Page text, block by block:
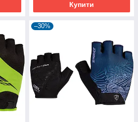
Купити
–30%